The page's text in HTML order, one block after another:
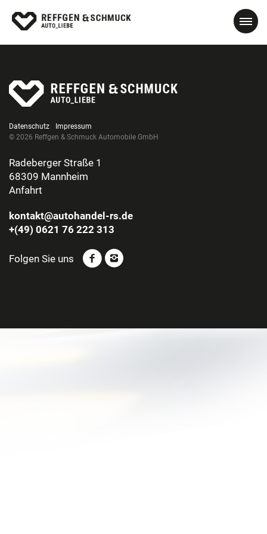
Datenschutz
Impressum
© 2026 Reffgen & Schmuck Automobile GmbH
Radeberger Straße 1
68309 Mannheim
Anfahrt
kontakt@autohandel-rs.de
+(49) 0621 76 222 313
Folgen Sie uns